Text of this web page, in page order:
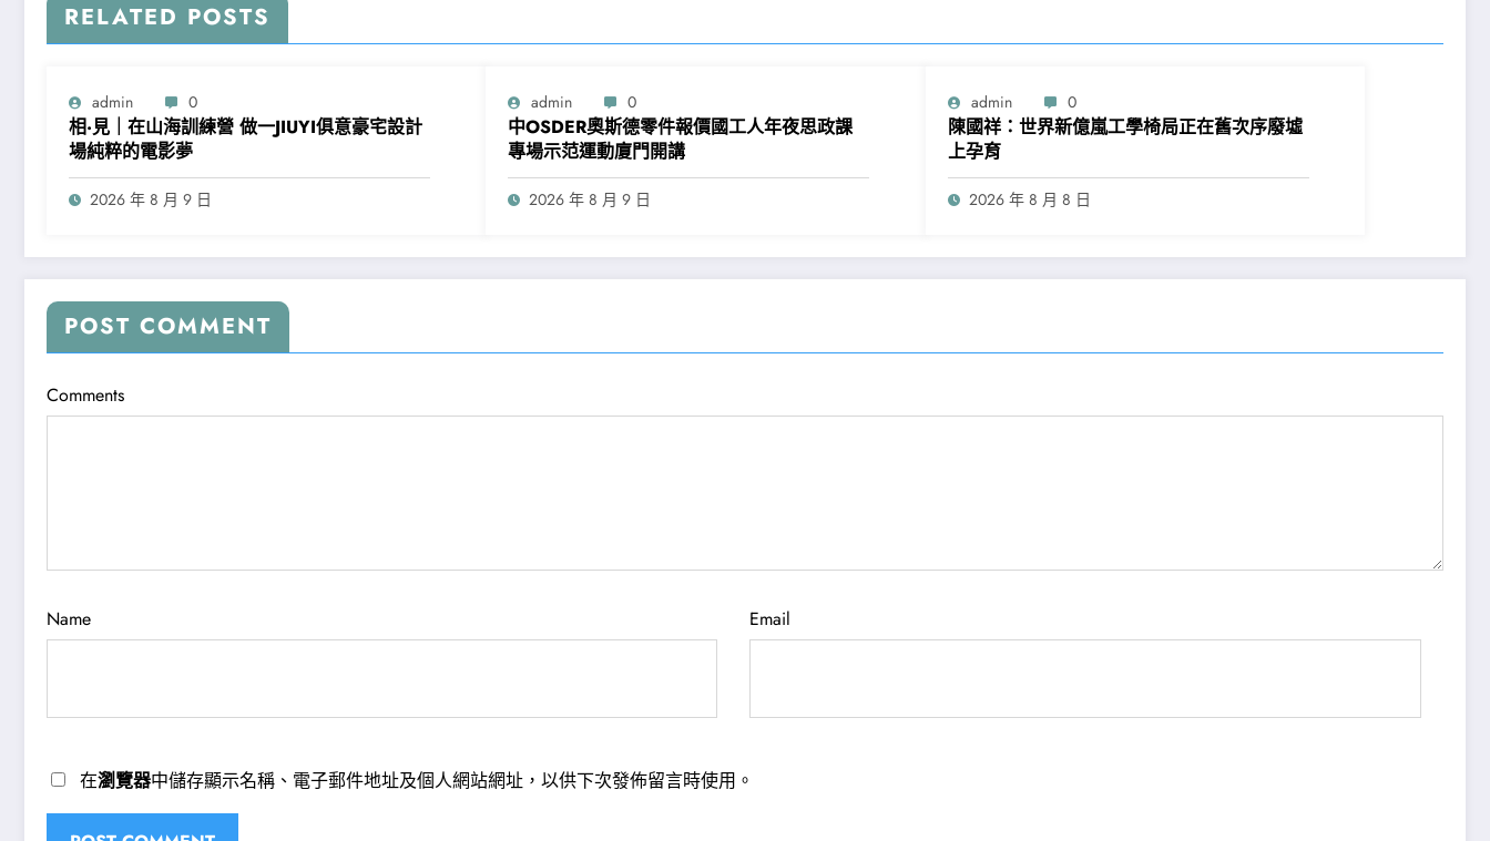
RELATED POSTS
admin 0
相·見｜在山海訓練營 做一JIUYI俱意豪宅設計
場純粹的電影夢
2026 年 8 月 9 日
admin 0
中OSDER奧斯德零件報價國工人年夜思政課
專場示范運動廈門開講
2026 年 8 月 9 日
admin 0
陳國祥：世界新億嵐工學椅局正在舊次序廢墟
上孕育
2026 年 8 月 8 日
POST COMMENT
Comments
Name Email
在瀏覽器中儲存顯示名稱、電子郵件地址及個人網站網址，以供下次發佈留言時使用。